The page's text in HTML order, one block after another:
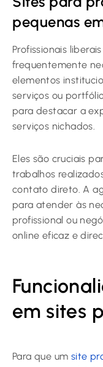
pequenas
Profissionais
frequentemente
elementos
serviços ou
para destacar a
serviços nichados.
Eles são cruciais
trabalhos
contato direto. A
para atender às
profissional ou
online eficaz e
em sites
Para que um site